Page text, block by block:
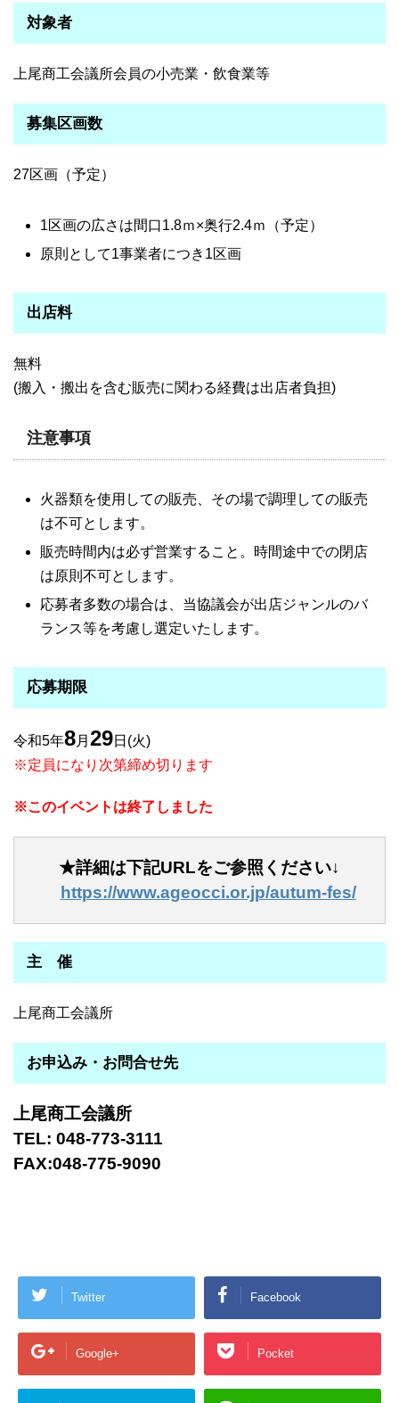
対象者
上尾商工会議所会員の小売業・飲食業等
募集区画数
27区画（予定）
1区画の広さは間口1.8ｍ×奥行2.4ｍ（予定）
原則として1事業者につき1区画
出店料
無料
(搬入・搬出を含む販売に関わる経費は出店者負担)
注意事項
火器類を使用しての販売、その場で調理しての販売
は不可とします。
販売時間内は必ず営業すること。時間途中での閉店
は原則不可とします。
応募者多数の場合は、当協議会が出店ジャンルのバ
ランス等を考慮し選定いたします。
応募期限
令和5年8月 29日(火)
※定員になり次第締め切ります
※このイベントは終了しました
★詳細は下記URLをご参照ください↓
https://www.ageocci.or.jp/autum-fes/
主 催
上尾商工会議所
お申込み・お問合せ先
上尾商工会議所
TEL: 048-773-3111
FAX:048-775-9090
Twitter Facebook
Google+ Pocket